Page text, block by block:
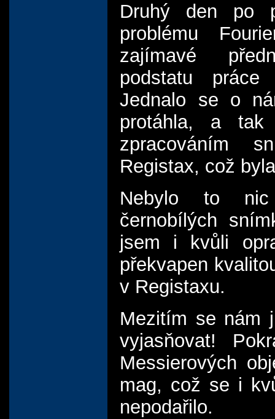
Druhý den po
problému
zajímavé
podstatu
Jednalo se o
protáhla, a tak
zpracováním
Registax, což
Nebylo to nic
černobílých
jsem i kvůli
překvapen
v Registaxu.
Mezitím se nám
vyjasňovat!
Messierových
mag, což se i
nepodařilo.